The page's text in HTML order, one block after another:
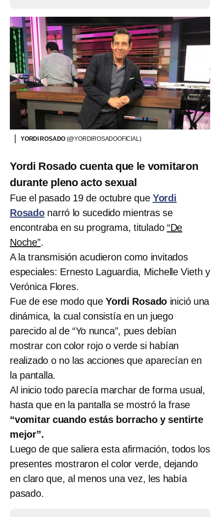
YORDI ROSADO (@YORDIROSADOOFICIAL)
Yordi Rosado cuenta que le vomitaron
durante pleno acto sexual
Fue el pasado 19 de octubre que Yordi
Rosado narró lo sucedido mientras se
encontraba en su programa, titulado “De
Noche”.
A la transmisión acudieron como invitados
especiales: Ernesto Laguardia, Michelle Vieth y
Verónica Flores.
Fue de ese modo que Yordi Rosado inició una
dinámica, la cual consistía en un juego
parecido al de “Yo nunca”, pues debían
mostrar con color rojo o verde si habían
realizado o no las acciones que aparecían en
la pantalla.
Al inicio todo parecía marchar de forma usual,
hasta que en la pantalla se mostró la frase
“vomitar cuando estás borracho y sentirte
mejor”.
Luego de que saliera esta afirmación, todos los
presentes mostraron el color verde, dejando
en claro que, al menos una vez, les había
pasado.